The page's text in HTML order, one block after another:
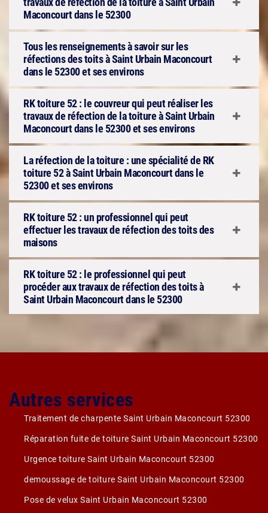
Maconcourt dans le 52300
Tous les renseignements à savoir sur les
réfections des toits à Saint Urbain Maconcourt
dans le 52300 et ses environs
RK toiture 52 : le couvreur qui peut réaliser les
travaux de réfection de la toiture à Saint Urbain
Maconcourt dans le 52300 et ses environs
La réfection de la toiture : une spécialité de RK
toiture 52 à Saint Urbain Maconcourt dans le
52300 et ses environs
RK toiture 52 : un professionnel qui peut
effectuer les travaux de réfection des toits des
maisons
RK toiture 52 : le professionnel qui peut
procéder aux travaux de réfection des toits à
Saint Urbain Maconcourt dans le 52300
Autres services
Traitement de charpente Saint Urbain Maconcourt 52300
Réparation fuite de toiture Saint Urbain Maconcourt 52300
Urgence toiture Saint Urbain Maconcourt 52300
demoussage de toiture Saint Urbain Maconcourt 52300
Pose de velux Saint Urbain Maconcourt 52300